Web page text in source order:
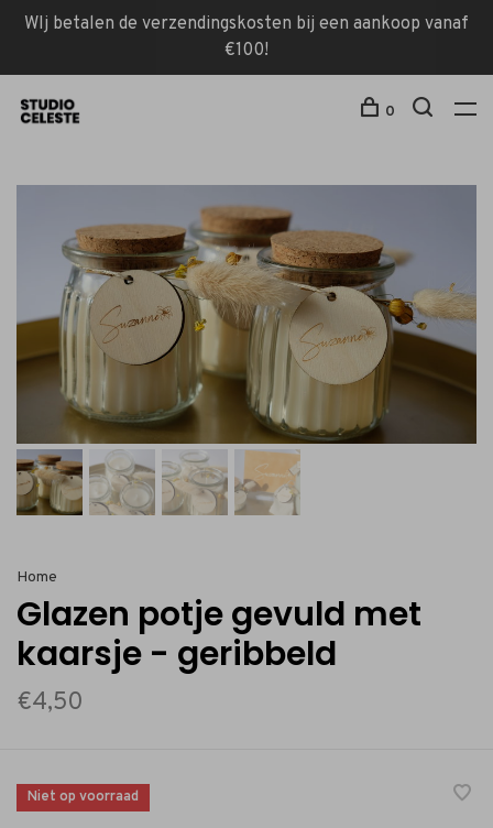
WIj betalen de verzendingskosten bij een aankoop vanaf
€100!
0
Home
Glazen potje gevuld met
kaarsje - geribbeld
€4,50
Niet op voorraad